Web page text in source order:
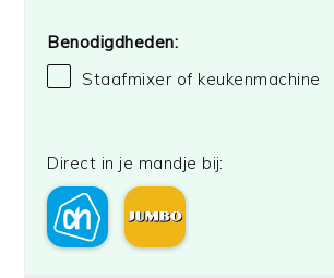
Benodigdheden:
Staafmixer of keukenmachine
Direct in je mandje bij: